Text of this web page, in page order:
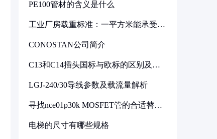
PE100管材的含义是什么
工业厂房载重标准：一平方米能承受多
CONOSTAN公司简介
C13和C14插头国标与欧标的区别及其
LGJ-240/30导线参数及载流量解析
寻找nce01p30k MOSFET管的合适替代
电梯的尺寸有哪些规格